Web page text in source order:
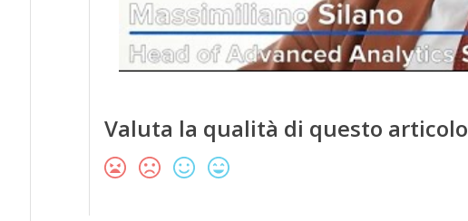
Valuta la qualità di questo articolo